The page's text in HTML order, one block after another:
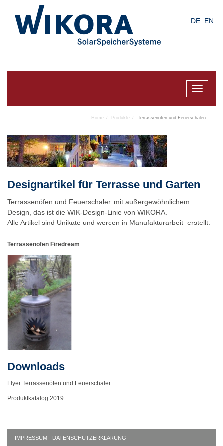
DE EN
Toggle
Home Produkte Terrassenöfen und Feuerschalen
Designartikel für Terrasse und Garten
Terrassenöfen und Feuerschalen mit außergewöhnlichem
Design, das ist die WIK-Design-Linie von WIKORA.
Alle Artikel sind Unikate und werden in Manufakturarbeit erstellt.
Terrassenofen Firedream
Downloads
Flyer Terrassenöfen und Feuerschalen
Produktkatalog 2019
IMPRESSUM DATENSCHUTZERKLÄRUNG